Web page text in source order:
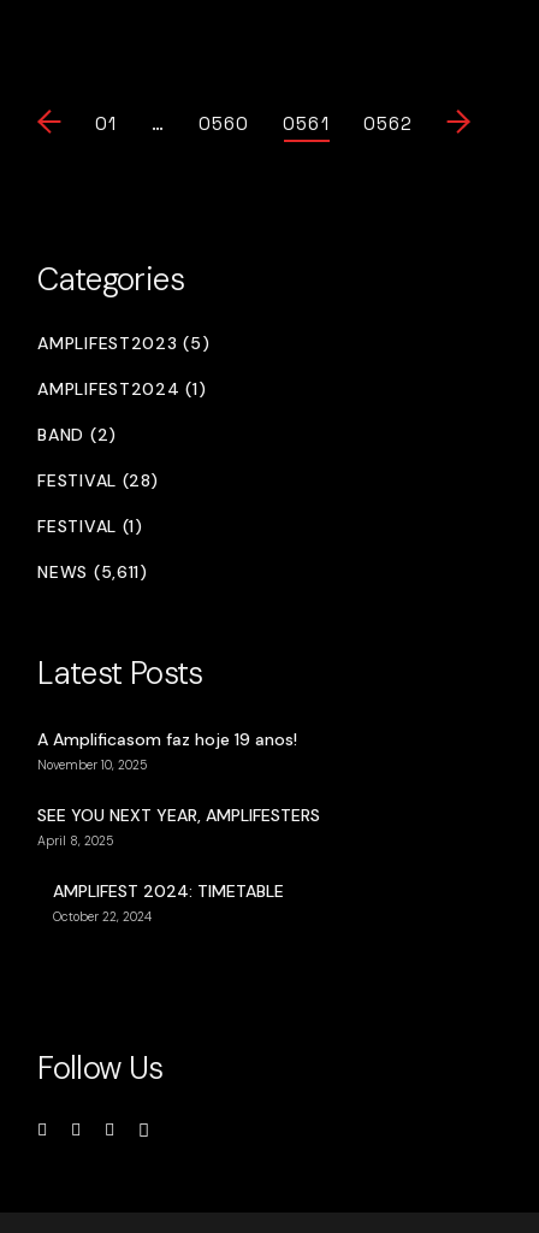
Posts
01 … 0560 0561 0562
Categories
AMPLIFEST2023 (5)
AMPLIFEST2024 (1)
BAND (2)
FESTIVAL (28)
FESTIVAL (1)
NEWS (5,611)
Latest Posts
A Amplificasom faz hoje 19 anos!
November 10, 2025
SEE YOU NEXT YEAR, AMPLIFESTERS
April 8, 2025
AMPLIFEST 2024: TIMETABLE
October 22, 2024
Follow Us